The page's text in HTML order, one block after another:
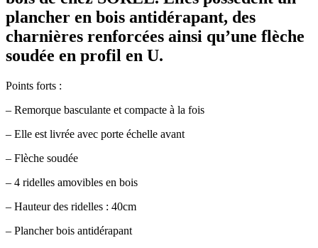
plancher en bois antidérapant, des
charnières renforcées ainsi qu’une flèche
soudée en profil en U.
Points forts :
– Remorque basculante et compacte à la fois
– Elle est livrée avec porte échelle avant
– Flèche soudée
– 4 ridelles amovibles en bois
– Hauteur des ridelles : 40cm
– Plancher bois antidérapant